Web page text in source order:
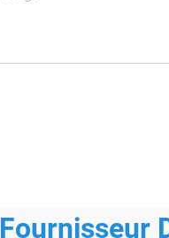
Fournisseur